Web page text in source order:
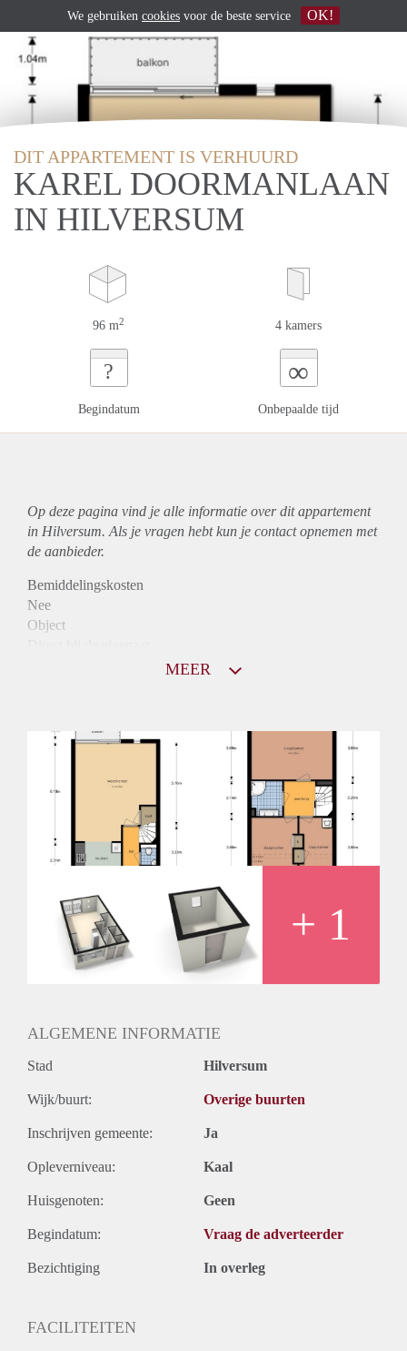
DIT APPARTEMENT IS VERHUURD
KAREL DOORMANLAAN
IN HILVERSUM
96 m2 4 kamers
?
Begindatum
∞
Onbepaalde tijd
Op deze pagina vind je alle informatie over ditappartement
in Hilversum. Als je vragen hebt kun je contact opnemen met
de aanbieder.
Bemiddelingskosten
Nee
Object
Huurtoeslag
2,9 X Maandhuur Bruto
Onbepaalde termijn
Oplevering
MEER
+ 1
ALGEMENE INFORMATIE
Stad Hilversum
Wijk/buurt: Overige buurten
Inschrijven gemeente: Ja
Opleverniveau: Kaal
Huisgenoten: Geen
Begindatum: Vraag de adverteerder
Bezichtiging In overleg
FACILITEITEN
We gebruiken cookies voor de beste service OK!